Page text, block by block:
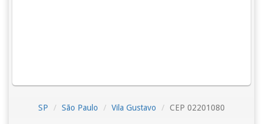
SP São Paulo Vila Gustavo CEP 02201080